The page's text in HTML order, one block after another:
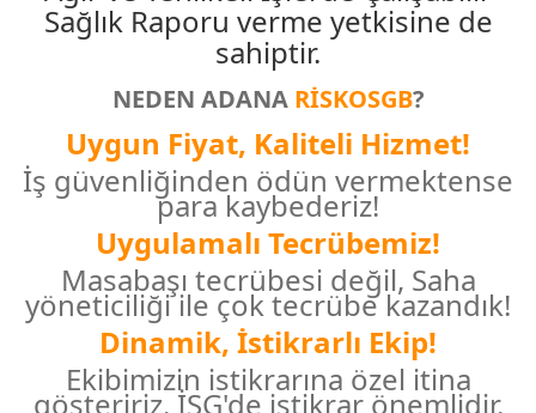
Sağlık Raporu verme yetkisine de
sahiptir.
NEDEN ADANA RİSKOSGB?
Uygun Fiyat, Kaliteli Hizmet!
İş güvenliğinden ödün vermektense
para kaybederiz!
Uygulamalı Tecrübemiz!
Masabaşı tecrübesi değil, Saha
yöneticiliği ile çok tecrübe kazandık!
Dinamik, İstikrarlı Ekip!
Ekibimizin istikrarına özel itina
gösteririz. İSG'de istikrar önemlidir.